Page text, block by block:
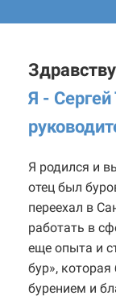
Я -
Я родился и
отец был
переехал в
работать в
еще опыта и
бур»,
бурением и